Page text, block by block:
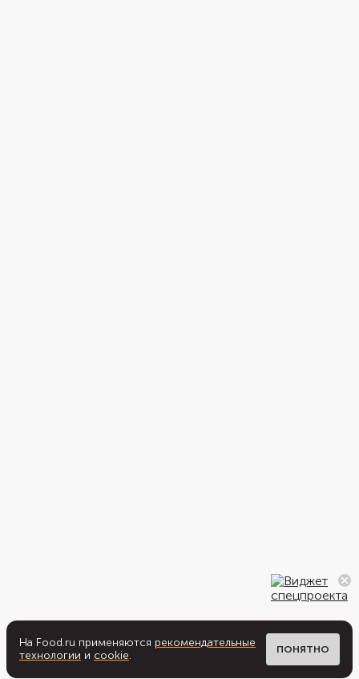
На Food.ru применяются рекомендательные
технологии и cookie. ПОНЯТНО